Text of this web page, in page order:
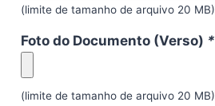
(limite de tamanho de arquivo 20 MB)
Foto do Documento (Verso) *
(limite de tamanho de arquivo 20 MB)